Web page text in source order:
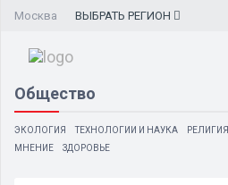
Москва ВЫБРАТЬ РЕГИОН
Общество
ЭКОЛОГИЯ ТЕХНОЛОГИИ И НАУКА РЕЛИГИЯ
МНЕНИЕ
ЗДОРОВЬЕ